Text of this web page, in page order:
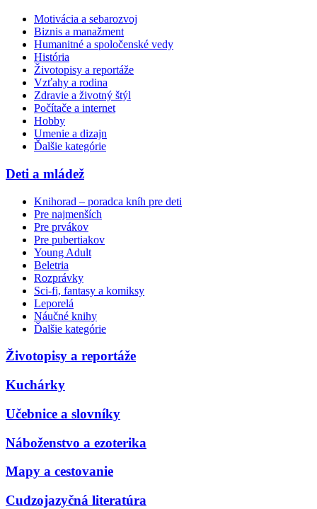
Motivácia a sebarozvoj
Biznis a manažment
Humanitné a spoločenské vedy
História
Životopisy a reportáže
Vzťahy a rodina
Zdravie a životný štýl
Počítače a internet
Hobby
Umenie a dizajn
Ďalšie kategórie
Deti a mládež
Knihorad – poradca kníh pre deti
Pre najmenších
Pre prvákov
Pre pubertiakov
Young Adult
Beletria
Rozprávky
Sci-fi, fantasy a komiksy
Leporelá
Náučné knihy
Ďalšie kategórie
Životopisy a reportáže
Kuchárky
Učebnice a slovníky
Náboženstvo a ezoterika
Mapy a cestovanie
Cudzojazyčná literatúra